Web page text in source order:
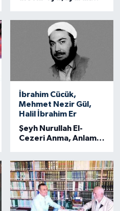
İbrahim Cücük,
Mehmet Nezir Gül,
Halil İbrahim Er
Şeyh Nurullah El-
Cezeri Anma, Anlama